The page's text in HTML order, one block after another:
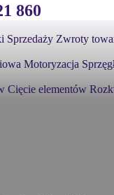
860
Sprzedaży Zwroty
Motoryzacja
Cięcie elementów